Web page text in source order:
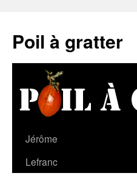
Poil à gratter
Jérôme
Lefranc